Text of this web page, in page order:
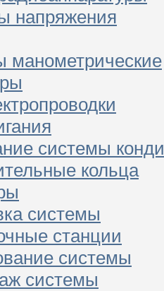
напряжения
манометрические
системы
кольца
системы
станции
системы
системы